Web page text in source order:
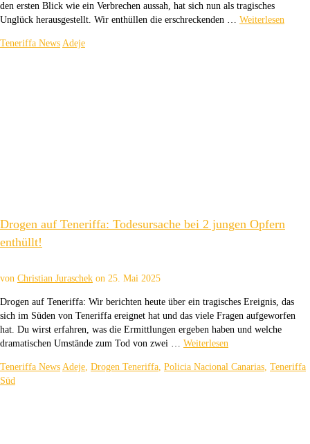
den ersten Blick wie ein Verbrechen aussah, hat sich nun als tragisches
Unglück herausgestellt. Wir enthüllen die erschreckenden … Weiterlesen
Teneriffa News Adeje
Drogen auf Teneriffa: Todesursache bei 2 jungen Opfern
enthüllt!
von Christian Juraschek on 25. Mai 2025
Drogen auf Teneriffa: Wir berichten heute über ein tragisches Ereignis, das
sich im Süden von Teneriffa ereignet hat und das viele Fragen aufgeworfen
hat. Du wirst erfahren, was die Ermittlungen ergeben haben und welche
dramatischen Umstände zum Tod von zwei … Weiterlesen
Teneriffa News Adeje, Drogen Teneriffa, Policia Nacional Canarias, Teneriffa
Süd